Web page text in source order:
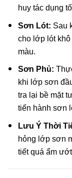
huy tác dụng
Sơn Lót: Sau
cho lớp lót
màu.
Sơn Phủ:
khi lớp sơn
tra lại bề mặt
tiến hành sơn
Lưu Ý Thời
hỏng lớp sơn
tiết quá ẩm